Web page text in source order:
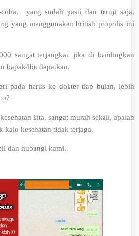
coba, yang sudah pasti dan teruji saja,
yang menggunakan british propolis ini
sangat terjangkau jika di bandingkan
bapak/ibu dapatkan.
pada harus ke dokter tiap bulan, lebih
kita, sangat murah sekali, apalah
kalo kesehatan tidak terjaga.
dan hubungi kami.